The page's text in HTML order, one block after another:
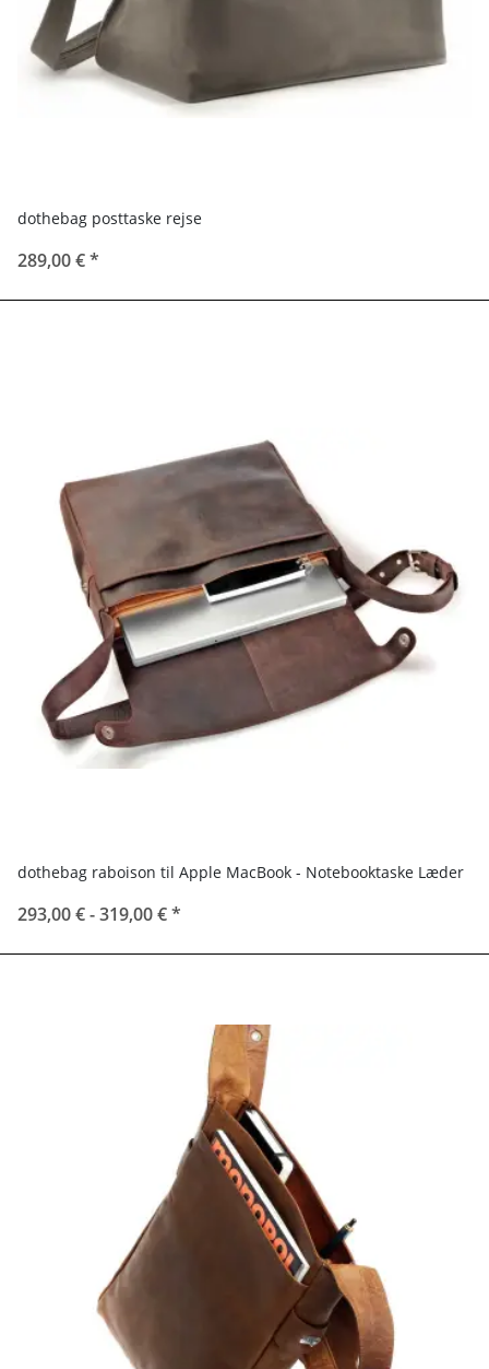
dothebag posttaske rejse
289,00 €*
dothebag raboison til Apple MacBook - Notebooktaske Læder
293,00 € -319,00 €*